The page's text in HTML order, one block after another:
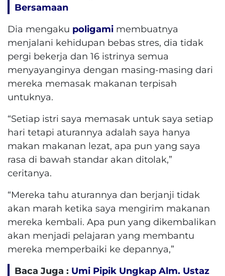
Bersamaan
Dia mengaku poligami membuatnya
menjalani kehidupan bebas stres, dia tidak
pergi bekerja dan 16 istrinya semua
menyayanginya dengan masing-masing dari
mereka memasak makanan terpisah
untuknya.
“Setiap istri saya memasak untuk saya setiap
hari tetapi aturannya adalah saya hanya
makan makanan lezat, apa pun yang saya
rasa di bawah standar akan ditolak,”
ceritanya.
“Mereka tahu aturannya dan berjanji tidak
akan marah ketika saya mengirim makanan
mereka kembali. Apa pun yang dikembalikan
akan menjadi pelajaran yang membantu
mereka memperbaiki ke depannya,”
Baca Juga : Umi Pipik Ungkap Alm. Ustaz